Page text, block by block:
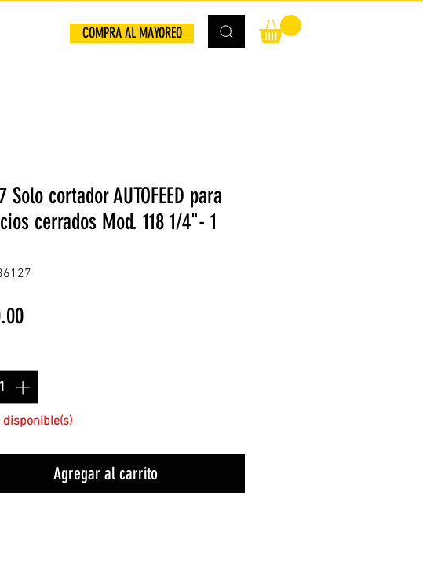
COMPRA AL MAYOREO
Solo cortador AUTOFEED para
cerrados Mod. 118 1/4"- 1
Precio
disponible(s)
Agregar al carrito